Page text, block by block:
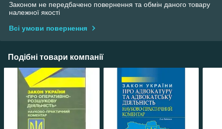
Законом не передбачено повернення та обмін даного товару
належної якості
Всі умови повернення
Подібні товари компанії